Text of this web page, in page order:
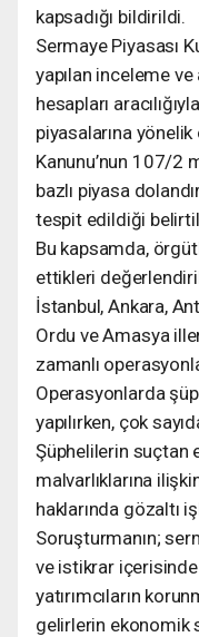
kapsadığı bildirildi.
Sermaye Piyasası
yapılan inceleme
hesapları
piyasalarına
Kanunu’nun 107/2
bazlı piyasa
tespit edildiği
Bu kapsamda,
ettikleri
İstanbul, Ankara,
Ordu ve Amasya
zamanlı
Operasyonlarda
yapılırken, çok
Şüphelilerin suçtan
malvarlıklarına
haklarında gözaltı
Soruşturmanın;
ve istikrar
yatırımcıların
gelirlerin ekonomik